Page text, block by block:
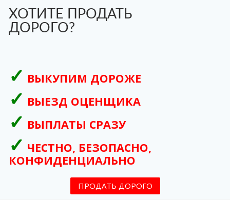
ХОТИТЕ ПРОДАТЬ
ДОРОГО?
ВЫКУПИМ ДОРОЖЕ
ВЫЕЗД ОЦЕНЩИКА
ВЫПЛАТЫ СРАЗУ
ЧЕСТНО, БЕЗОПАСНО,
КОНФИДЕНЦИАЛЬНО
ПРОДАТЬ ДОРОГО